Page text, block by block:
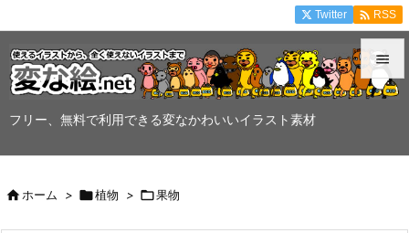
フリー、無料で利用できる変なかわいいイラスト素材


Twitter  RSS
ホーム > 植物 > 果物